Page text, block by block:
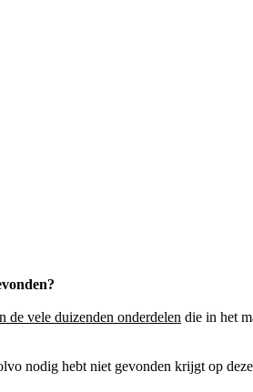
de vele duizenden onderdelen die in het
nodig hebt niet gevonden krijgt op